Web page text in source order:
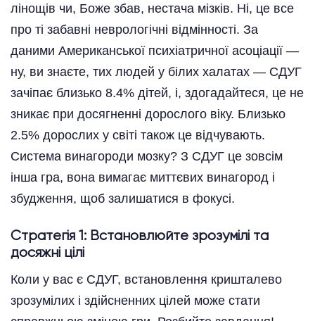
лінощів чи, Боже збав, нестача мізків. Ні, це все
про ті забавні неврологічні відмінності. За
даними Американської психіатричної асоціації —
ну, ви знаєте, тих людей у білих халатах — СДУГ
зачіпає близько 8.4% дітей, і, здогадайтеся, це не
зникає при досягненні дорослого віку. Близько
2.5% дорослих у світі також це відчувають.
Система винагороди мозку? З СДУГ це зовсім
інша гра, вона вимагає миттєвих винагород і
збудження, щоб залишатися в фокусі.
Стратегія 1: Встановлюйте зрозумілі та
досяжні цілі
Коли у вас є СДУГ, встановлення кришталево
зрозумілих і здійсненних цілей може стати